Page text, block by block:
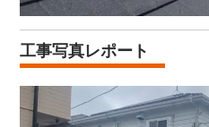
工事写真レポート